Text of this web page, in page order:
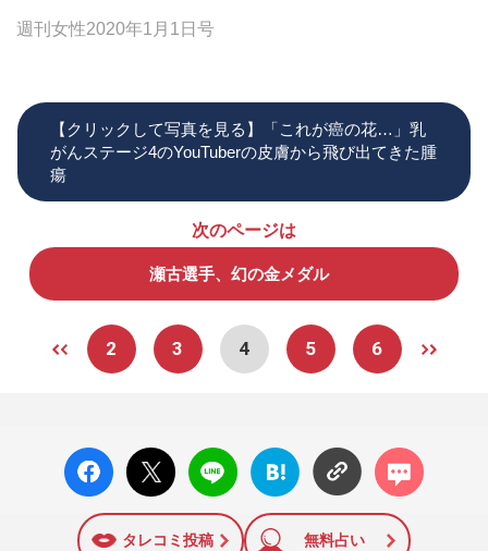
週刊女性2020年1月1日号
【クリックして写真を見る】「これが癌の花…」乳
がんステージ4のYouTuberの皮膚から飛び出てきた腫
瘍
次のページは
瀬古選手、幻の金メダル
2 3 4 5 6
facebo
ok い
X ポス
ト
LINE
はてな
ブック
に追加
コメン
ト
タレコミ投稿 無料占い